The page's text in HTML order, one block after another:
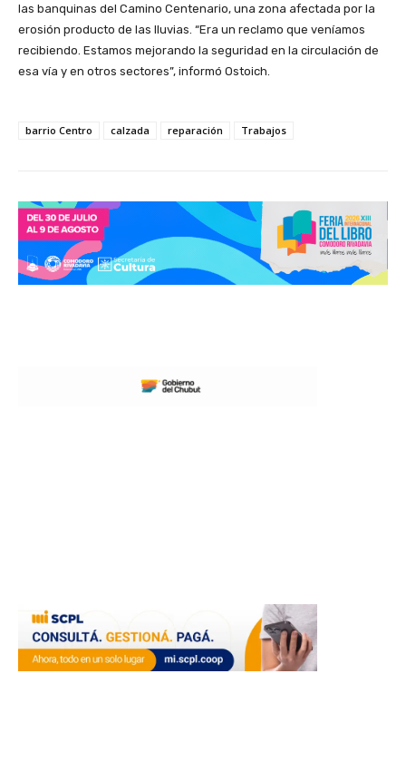
las banquinas del Camino Centenario, una zona afectada por la
erosión producto de las lluvias. “Era un reclamo que veníamos
recibiendo. Estamos mejorando la seguridad en la circulación de
esa vía y en otros sectores”, informó Ostoich.
barrio Centro calzada reparación Trabajos